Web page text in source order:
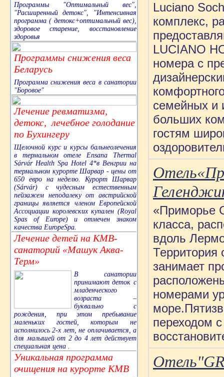
Программы "Оптимальный вес",
"Расширенный детокс", "Интенсивная
программа ( детокс+оптимальный вес),
здоровое старение, восстановление
здоровья
Программы снижения веса
Беларусь
Программа снижения веса в санатории
"Боровое"
Лечение ревматизма,
детокс, лечебное голодание
по Бухингеру
Щелочной курс и курсы бальнеолечения
в термальном отеле Ensana Thermal
Sárvár Health Spa Hotel 4*в Венгрии на
термальном курорте Шарвар - цены от
650 евро на неделю. Курорт Шарвар
(Sárvár) с чудесным естественным
пейзажем неподалеку от австрийской
границы является членом Европейской
Ассоциации королевских купален (Royal
Spas of Europe) и отмечен знаком
качества EuropeSpa.
Лечение детей на КМВ-
санаторий «Машук Аква-
Терм»
В санатории
принимают деток с
младенческого
возраста –
буквально с
рождения, при этом пребывание
маленьких гостей, которым не
исполнилось 2-х лет, не оплачивается, а
для малышей от 2 до 4 лет действует
специальная цена .
Уникальная программа
очищения на курорте КМВ
Luciano
комплекс,
LUCIANO
номера с
семейных и
больших
гостям
«Приморье
класса,
вдоль
Территория
занимает
номерами
переходом